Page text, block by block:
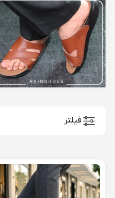
فیلتر